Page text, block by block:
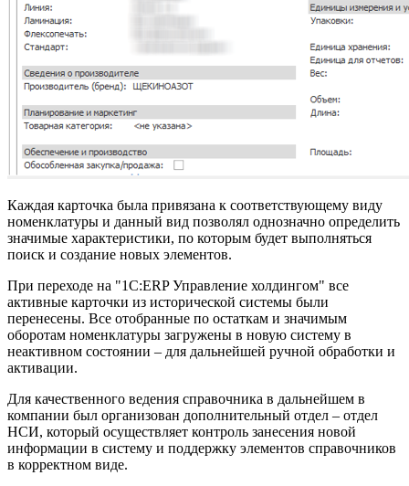
Каждая карточка была привязана к соответствующему виду
номенклатуры и данный вид позволял однозначно определить
значимые характеристики, по которым будет выполняться
поиск и создание новых элементов.
При переходе на "1С:ERP Управление холдингом" все
активные карточки из исторической системы были
перенесены. Все отобранные по остаткам и значимым
оборотам номенклатуры загружены в новую систему в
неактивном состоянии – для дальнейшей ручной обработки и
активации.
Для качественного ведения справочника в дальнейшем в
компании был организован дополнительный отдел – отдел
НСИ, который осуществляет контроль занесения новой
информации в систему и поддержку элементов справочников
в корректном виде.